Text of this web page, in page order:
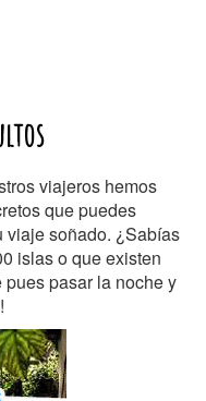
viajeros hemos
que puedes
viaje soñado. ¿Sabías
islas o que existen
pasar la noche y